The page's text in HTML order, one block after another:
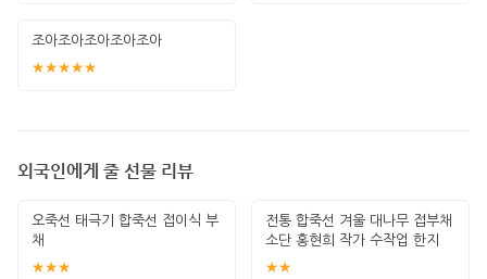
조아조아조아조아조아
★★★★★
외국인에게 줄 선물 리뷰
오죽선 태극기 합죽선 접이식 부
채
★★★
전통 합죽선 겨울 대나무 접부채
소단 홍현희 작가 수작업 한지
그림 고급
★★